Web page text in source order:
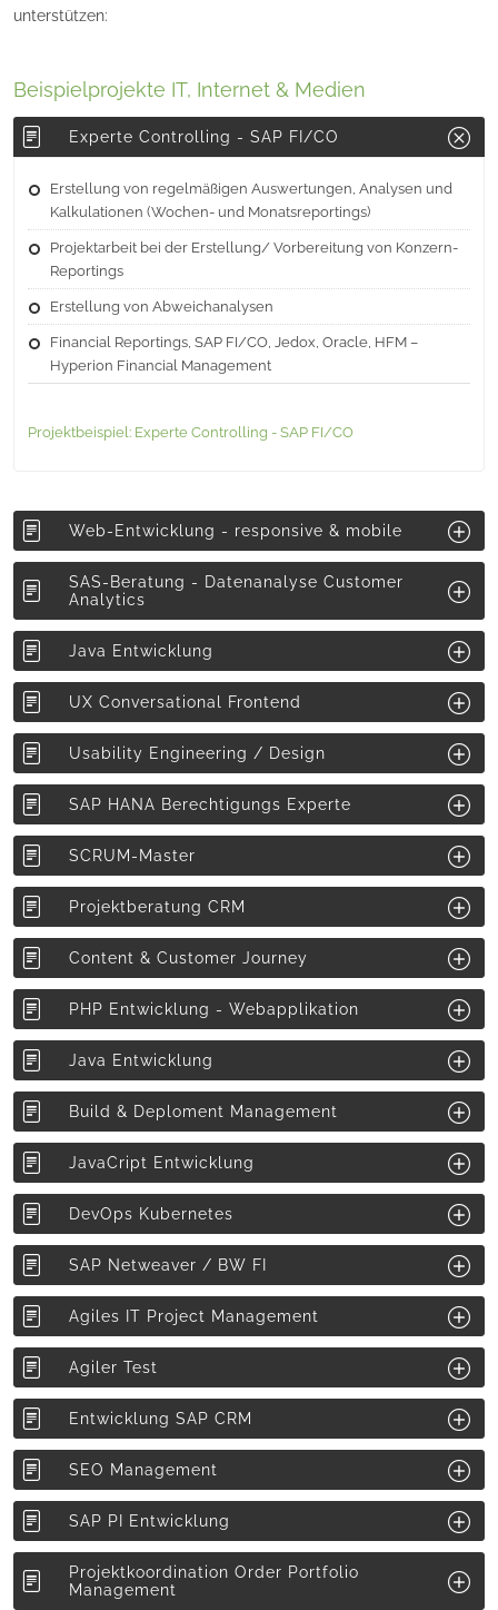
unterstützen:
Beispielprojekte IT, Internet & Medien
Experte Controlling - SAP FI/CO
Erstellung von regelmäßigen Auswertungen, Analysen und
Kalkulationen (Wochen- und Monatsreportings)
Projektarbeit bei der Erstellung/ Vorbereitung von Konzern-
Reportings
Erstellung von Abweichanalysen
Financial Reportings, SAP FI/CO, Jedox, Oracle, HFM –
Hyperion Financial Management
Projektbeispiel: Experte Controlling - SAP FI/CO
Web-Entwicklung - responsive & mobile
SAS-Beratung - Datenanalyse Customer
Analytics
Java Entwicklung
UX Conversational Frontend
Usability Engineering / Design
SAP HANA Berechtigungs Experte
SCRUM-Master
Projektberatung CRM
Content & Customer Journey
PHP Entwicklung - Webapplikation
Java Entwicklung
Build & Deploment Management
JavaCript Entwicklung
DevOps Kubernetes
SAP Netweaver / BW FI
Agiles IT Project Management
Agiler Test
Entwicklung SAP CRM
SEO Management
SAP PI Entwicklung
Projektkoordination Order Portfolio
Management